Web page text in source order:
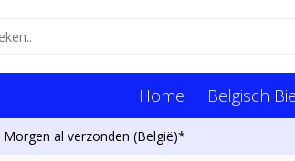
Home Belgisch
Morgen al verzonden (België)*